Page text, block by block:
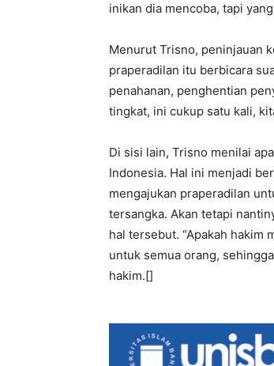
inikan dia mencoba, tapi
Menurut Trisno, peninjauan
praperadilan itu berbicara
penahanan, penghentian
tingkat, ini cukup satu kali,
Di sisi lain, Trisno menilai
Indonesia. H​al ini menjadi
mengajukan praperadilan
tersangka. Akan tetapi
hal tersebut. “Apakah hakim
untuk semua orang,
hakim.[]